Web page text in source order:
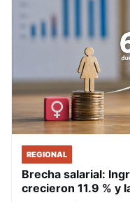
REGIONAL
Brecha salarial:
crecieron 11.9 % y